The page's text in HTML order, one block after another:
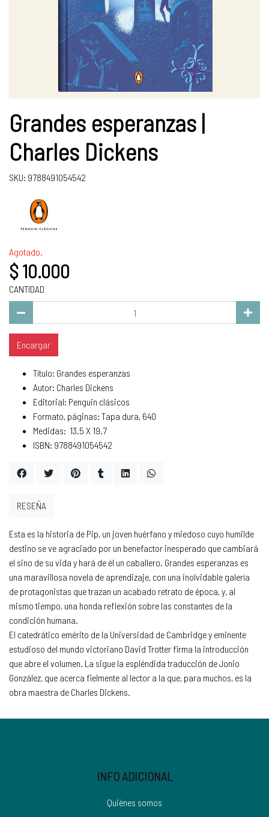
Grandes esperanzas |
Charles Dickens
SKU: 9788491054542
Agotado.
$ 10.000
CANTIDAD
Encargar
Título: Grandes esperanzas
Autor: Charles Dickens
Editorial: Penguin clásicos
Formato, páginas: Tapa dura, 640
Medidas: 13.5 X 19.7
ISBN: 9788491054542
Esta es la historia de Pip, un joven huérfano y miedoso cuyo humilde
destino se ve agraciado por un benefactor inesperado que cambiará
el sino de su vida y hará de él un caballero. Grandes esperanzas es
una maravillosa novela de aprendizaje, con una inolvidable galería
de protagonistas que trazan un acabado retrato de época, y, al
mismo tiempo, una honda reflexión sobre las constantes de la
condición humana.
El catedrático emérito de la Universidad de Cambridge y eminente
estudioso del mundo victoriano David Trotter firma la introducción
que abre el volumen. La sigue la espléndida traducción de Jonio
González, que acerca fielmente al lector a la que, para muchos, es la
obra maestra de Charles Dickens.
RESEÑA
INFO ADICIONAL
Quiénes somos